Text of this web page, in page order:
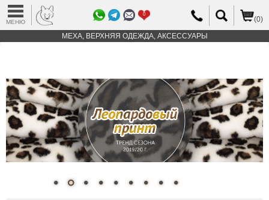
МЕНЮ
0
(0)
МЕХА, ВЕРХНЯЯ ОДЕЖДА, АКСЕССУАРЫ